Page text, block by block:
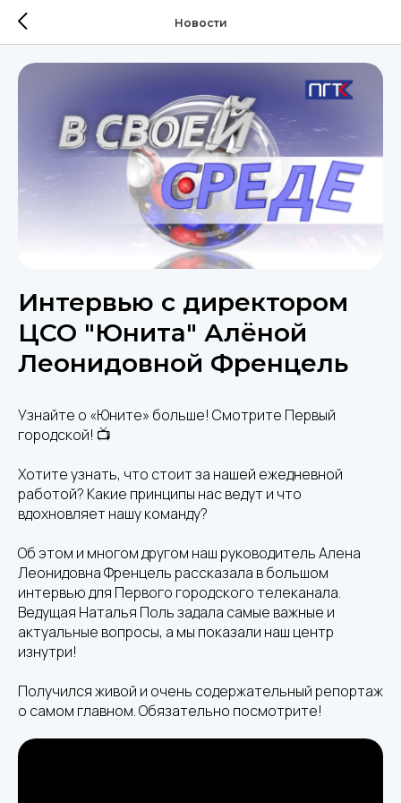
Новости
Интервью с директором
ЦСО "Юнита" Алёной
Леонидовной Френцель
Узнайте о «Юните» больше! Смотрите Первый
городской! 📺
Хотите узнать, что стоит за нашей ежедневной
работой? Какие принципы нас ведут и что
вдохновляет нашу команду?
Об этом и многом другом наш руководитель Алена
Леонидовна Френцель рассказала в большом
интервью для Первого городского телеканала.
Ведущая Наталья Поль задала самые важные и
актуальные вопросы, а мы показали наш центр
изнутри!
Получился живой и очень содержательный репортаж
о самом главном. Обязательно посмотрите!